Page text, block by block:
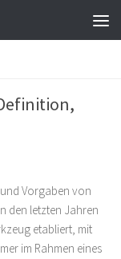
Vorgaben von
den letzten Jahren
etabliert, mit
im Rahmen eines